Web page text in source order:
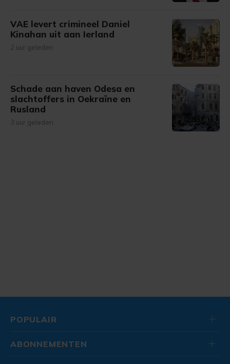
VAE levert crimineel Daniel
Kinahan uit aan Ierland
2 uur geleden
Schade aan haven Odesa en
slachtoffers in Oekraïne en
Rusland
3 uur geleden
POPULAIR
ABONNEMENTEN